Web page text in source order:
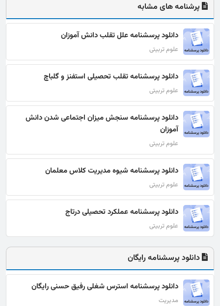
پرشنامه های مشابه
دانلود پرسشنامه علل تقلب دانش آموزان
علوم تربیتی
دانلود پرسشنامه تقلب تحصیلی استفنز و گلباچ
علوم تربیتی
دانلود پرسشنامه سنجش میزان اجتماعی شدن دانش
آموزان
علوم تربیتی
دانلود پرسشنامه شیوه مدیریت کلاس معلمان
علوم تربیتی
دانلود پرسشنامه عملکرد تحصیلی درتاج
علوم تربیتی
دانلود پرسشنامه رایگان
دانلود پرسشنامه استرس شغلی رفیق حسنی رایگان
مدیریت